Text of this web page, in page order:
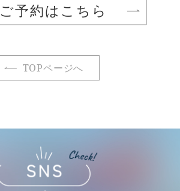
ご予約はこちら
TOPページへ